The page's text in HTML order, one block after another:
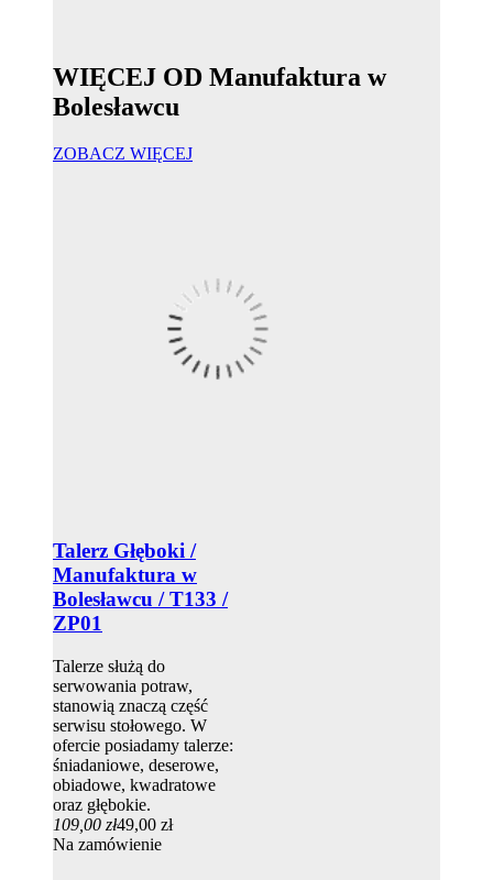
WIĘCEJ OD Manufaktura w
Bolesławcu
ZOBACZ WIĘCEJ
Talerz Głęboki /
Manufaktura w
Bolesławcu / T133 /
ZP01
Talerze służą do
serwowania potraw,
stanowią znaczą część
serwisu stołowego. W
ofercie posiadamy talerze:
śniadaniowe, deserowe,
obiadowe, kwadratowe
oraz głębokie.
109,00 zł49,00 zł
Na zamówienie